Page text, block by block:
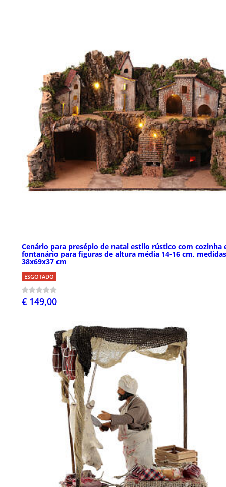
Cenário para presépio de natal estilo rústico com cozinha
fontanário para figuras de altura média 14-16 cm,
38x69x37 cm
ESGOTADO
€ 149,00